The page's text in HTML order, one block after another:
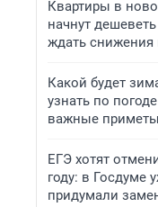
Квартиры в
начнут
ждать снижения
Какой будет
узнать по
важные приметы
ЕГЭ хотят
году: в Госдуме
придумали